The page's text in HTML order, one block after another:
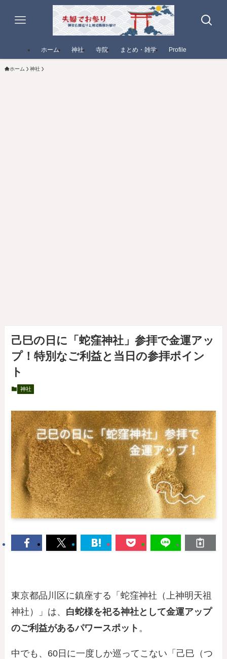
ホーム 神社 寺院 まとめ・雑学 Profile
ホーム 神社
己巳の日に「蛇窪神社」参拝で金運アッ
プ！特別なご利益と当日の参拝ポイン
ト
神社
東京都品川区に鎮座する「蛇窪神社（上神明天祖
神社）」は、 白蛇様を祀る神社として金運アップ
のご利益があるパワースポット 。
中でも、60日に一度しか巡ってこない「己巳（つ